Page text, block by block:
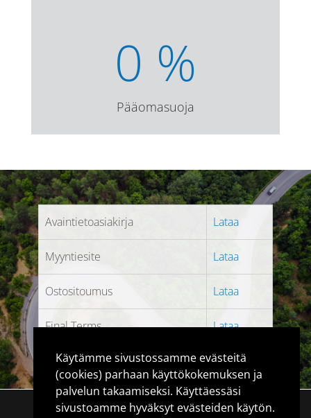
Käytämme sivustossamme evästeitä
(cookies) parhaan käyttökokemuksen ja
palvelun takaamiseksi. Käyttäessäsi
sivustoamme hyväksyt evästeiden käytön.
0 %
Pääomasuoja
Avaintietoasiakirja Lataa
Myyntiesite Lataa
Ostositoumus Lataa
Final Terms Lataa
© 2017 - SIP Nordic. SIP Nordic OY on rekisteröity